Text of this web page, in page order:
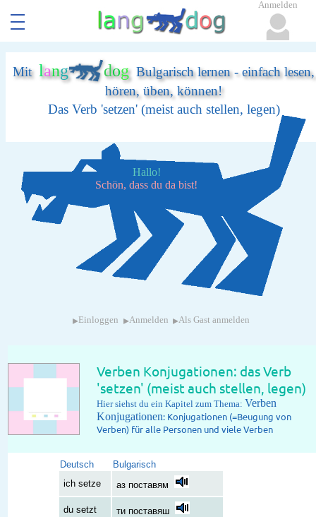
Mit lang dogBulgarisch lernen - einfach lesen,
hören, üben, können!
Das Verb 'setzen' (meist auch stellen, legen)
Hallo!
Schön, dass du da bist!
▸ Einloggen ▸Anmelden ▸Als Gast anmelden
Verben Konjugationen: das Verb
'setzen' (meist auch stellen, legen)
Hier siehst du ein Kapitel zum Thema: Verben
Konjugationen: Konjugationen (=Beugung von
Verben) für alle Personen und viele Verben
Deutsch
Bulgarisch
ich setze
аз поставям
du setzt ти поставяш
Anmelden